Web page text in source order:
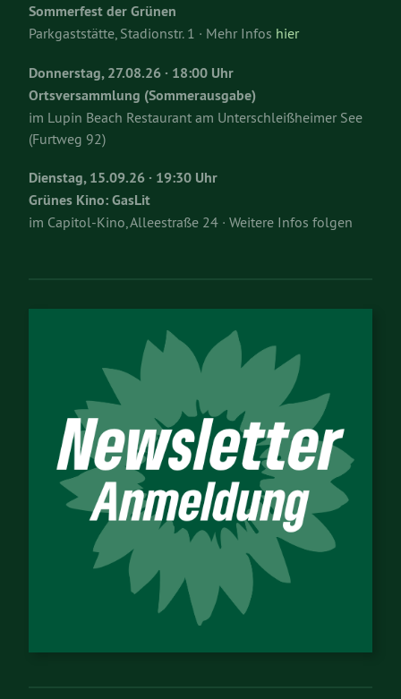
Sommerfest der Grünen
Parkgaststätte, Stadionstr. 1 · Mehr Infos hier
Donnerstag, 27.08.26 · 18:00 Uhr
Ortsversammlung (Sommerausgabe)
im Lupin Beach Restaurant am Unterschleißheimer See
(Furtweg 92)
Dienstag, 15.09.26 · 19:30 Uhr
Grünes Kino: GasLit
im Capitol-Kino, Alleestraße 24 · Weitere Infos folgen